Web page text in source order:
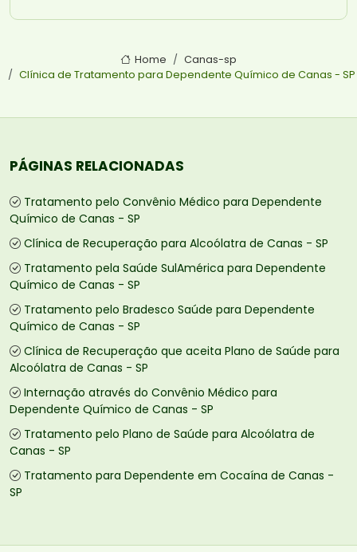
Home
Canas-sp
Clínica de Tratamento para Dependente Químico de Canas - SP
PÁGINAS RELACIONADAS
Tratamento pelo Convênio Médico para Dependente
Químico de Canas - SP
Clínica de Recuperação para Alcoólatra de Canas - SP
Tratamento pela Saúde SulAmérica para Dependente
Químico de Canas - SP
Tratamento pelo Bradesco Saúde para Dependente
Químico de Canas - SP
Clínica de Recuperação que aceita Plano de Saúde para
Alcoólatra de Canas - SP
Internação através do Convênio Médico para
Dependente Químico de Canas - SP
Tratamento pelo Plano de Saúde para Alcoólatra de
Canas - SP
Tratamento para Dependente em Cocaína de Canas -
SP